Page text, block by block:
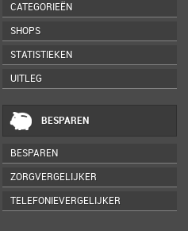
CATEGORIEËN
SHOPS
STATISTIEKEN
UITLEG
BESPAREN
BESPAREN
ZORGVERGELIJKER
TELEFONIEVERGELIJKER